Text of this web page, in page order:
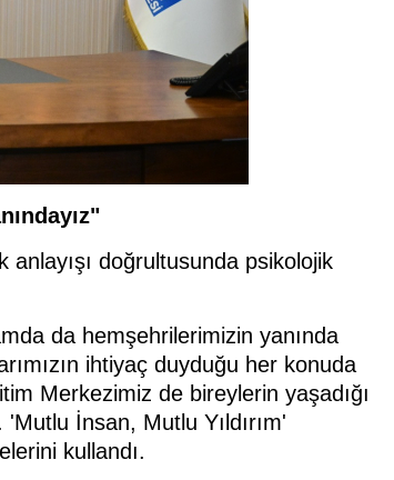
anlayışı doğrultusunda psikolojik
da hemşehrilerimizin yanında
ihtiyaç duyduğu her konuda
Merkezimiz de bireylerin yaşadığı
İnsan, Mutlu Yıldırım'
kullandı.